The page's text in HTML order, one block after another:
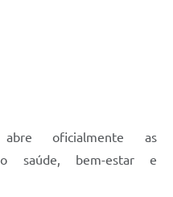
oficialmente as
saúde, bem-estar e